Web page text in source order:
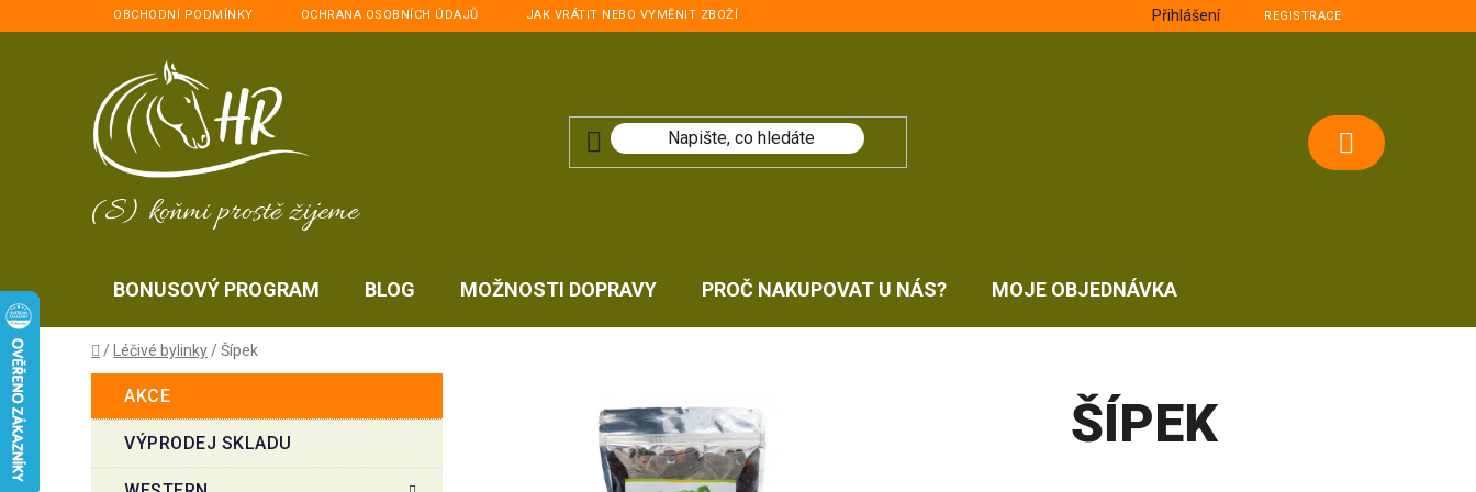
na
OBCHODNÍ PODMÍNKY OCHRANA OSOBNÍCH ÚDAJŮ JAK VRÁTIT NEBO VYMĚNIT ZBOŽÍ Přihlášení REGISTRACE
(S) koňmi prostě žijeme
NÁKUPNÍ
BONUSOVÝ PROGRAM BLOG MOŽNOSTI DOPRAVY PROČ NAKUPOVAT U NÁS? MOJE OBJEDNÁVKA
Domů
/ Léčivé bylinky /Šípek
o
t
kategorie
AKCE
VÝPRODEJ SKLADU ŠÍPEK